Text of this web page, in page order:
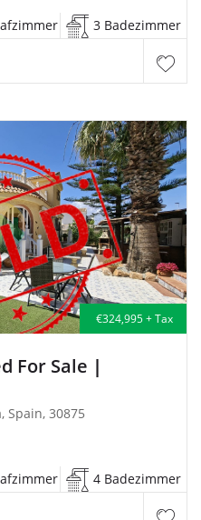
3 Badezimmer
€324,995 + Tax
For Sale |
Spain, 30875
4 Badezimmer